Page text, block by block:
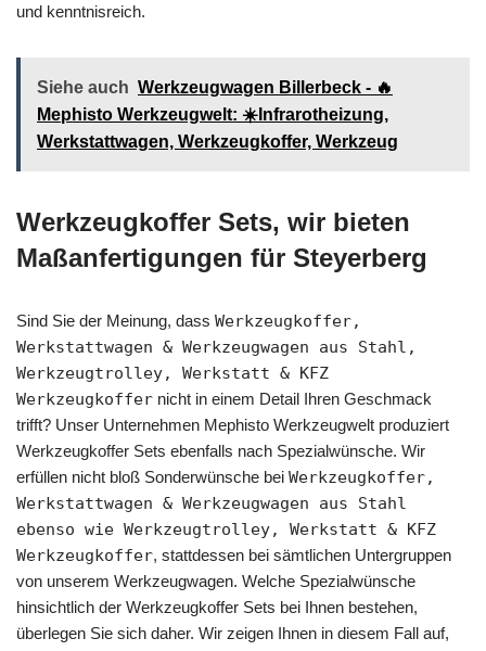
und kenntnisreich.
Siehe auch Werkzeugwagen Billerbeck - 🔥
Mephisto Werkzeugwelt: ☀️Infrarotheizung,
Werkstattwagen, Werkzeugkoffer, Werkzeug
Werkzeugkoffer Sets, wir bieten
Maßanfertigungen für Steyerberg
Sind Sie der Meinung, dass Werkzeugkoffer,
Werkstattwagen & Werkzeugwagen aus Stahl,
Werkzeugtrolley, Werkstatt & KFZ
Werkzeugkoffer nicht in einem Detail Ihren Geschmack
trifft? Unser Unternehmen Mephisto Werkzeugwelt produziert
Werkzeugkoffer Sets ebenfalls nach Spezialwünsche. Wir
erfüllen nicht bloß Sonderwünsche bei Werkzeugkoffer,
Werkstattwagen & Werkzeugwagen aus Stahl
ebenso wie Werkzeugtrolley, Werkstatt & KFZ
Werkzeugkoffer, stattdessen bei sämtlichen Untergruppen
von unserem Werkzeugwagen. Welche Spezialwünsche
hinsichtlich der Werkzeugkoffer Sets bei Ihnen bestehen,
überlegen Sie sich daher. Wir zeigen Ihnen in diesem Fall auf,